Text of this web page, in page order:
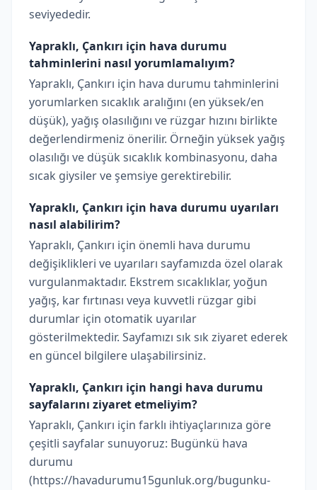
seviyededir.
Yapraklı, Çankırı için hava durumu
tahminlerini nasıl yorumlamalıyım?
Yapraklı, Çankırı için hava durumu tahminlerini
yorumlarken sıcaklık aralığını (en yüksek/en
düşük), yağış olasılığını ve rüzgar hızını birlikte
değerlendirmeniz önerilir. Örneğin yüksek yağış
olasılığı ve düşük sıcaklık kombinasyonu, daha
sıcak giysiler ve şemsiye gerektirebilir.
Yapraklı, Çankırı için hava durumu uyarıları
nasıl alabilirim?
Yapraklı, Çankırı için önemli hava durumu
değişiklikleri ve uyarıları sayfamızda özel olarak
vurgulanmaktadır. Ekstrem sıcaklıklar, yoğun
yağış, kar fırtınası veya kuvvetli rüzgar gibi
durumlar için otomatik uyarılar
gösterilmektedir. Sayfamızı sık sık ziyaret ederek
en güncel bilgilere ulaşabilirsiniz.
Yapraklı, Çankırı için hangi hava durumu
sayfalarını ziyaret etmeliyim?
Yapraklı, Çankırı için farklı ihtiyaçlarınıza göre
çeşitli sayfalar sunuyoruz: Bugünkü hava
durumu
(https://havadurumu15gunluk.org/bugunku-